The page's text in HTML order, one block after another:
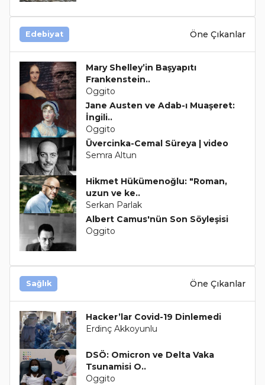
Edebiyat Öne Çıkanlar
Mary Shelley’in Başyapıtı
Frankenstein..
Oggito
Jane Austen ve Adab-ı Muaşeret:
İngili..
Oggito
Üvercinka-Cemal Süreya | video
Semra Altun
Hikmet Hükümenoğlu: "Roman,
uzun ve ke..
Serkan Parlak
Albert Camus'nün Son Söyleşisi
Oggito
Sağlık Öne Çıkanlar
Hacker’lar Covid-19 Dinlemedi
Erdinç Akkoyunlu
DSÖ: Omicron ve Delta Vaka
Tsunamisi O..
Oggito